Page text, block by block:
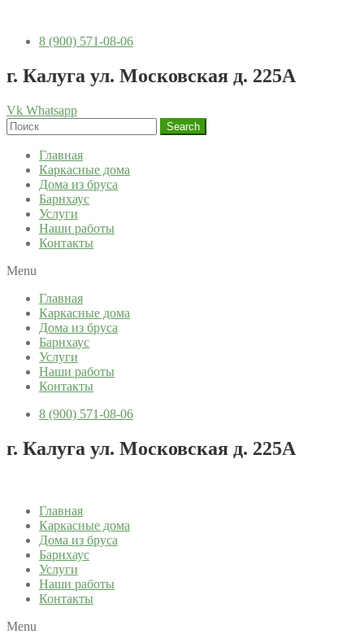
8 (900) 571-08-06
г. Калуга ул. Московская д. 225А
Vk Whatsapp
Search
Главная
Каркасные дома
Дома из бруса
Барнхаус
Услуги
Наши работы
Контакты
Menu
Главная
Каркасные дома
Дома из бруса
Барнхаус
Услуги
Наши работы
Контакты
8 (900) 571-08-06
г. Калуга ул. Московская д. 225А
Главная
Каркасные дома
Дома из бруса
Барнхаус
Услуги
Наши работы
Контакты
Menu